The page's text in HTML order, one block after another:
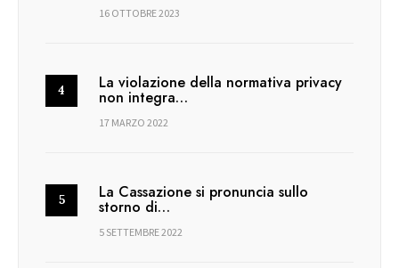
16 OTTOBRE 2023
La violazione della normativa privacy
non integra…
17 MARZO 2022
La Cassazione si pronuncia sullo
storno di…
5 SETTEMBRE 2022